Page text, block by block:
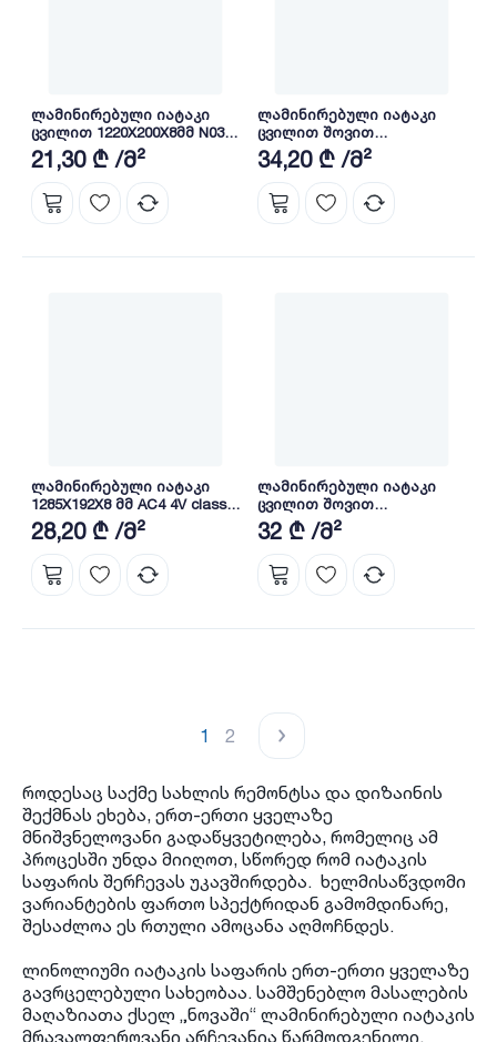
ლამინირებული იატაკი
ცვილით 1220X200X8მმ N03-
2057/4 MDF
21,30 ₾ /მ²
ლამინირებული იატაკი
ცვილით შოვით
600X120X10მმ CLASS33 AC5
HDF H6063
34,20 ₾ /მ²
ლამინირებული იატაკი
1285X192X8 მმ AC4 4V class
32 BLACKWATER OAK (K413)
28,20 ₾ /მ²
ლამინირებული იატაკი
ცვილით შოვით
1220X198X10მმ CLASS33 AC5
HDF E153-4
32 ₾ /მ²
1 2
როდესაც საქმე სახლის რემონტსა და დიზაინის
შექმნას ეხება, ერთ-ერთი ყველაზე
მნიშვნელოვანი გადაწყვეტილება, რომელიც ამ
პროცესში უნდა მიიღოთ, სწორედ რომ იატაკის
საფარის შერჩევას უკავშირდება. ხელმისაწვდომი
ვარიანტების ფართო სპექტრიდან გამომდინარე,
შესაძლოა ეს რთული ამოცანა აღმოჩნდეს.
ლინოლიუმი იატაკის საფარის ერთ-ერთი ყველაზე
გავრცელებული სახეობაა. სამშენებლო მასალების
მაღაზიათა ქსელ „ნოვაში“ ლამინირებული იატაკის
მრავალფეროვანი არჩევანია წარმოდგენილი.